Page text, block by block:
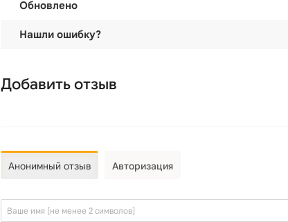
Обновлено
Нашли ошибку?
Добавить отзыв
Анонимный отзыв Авторизация